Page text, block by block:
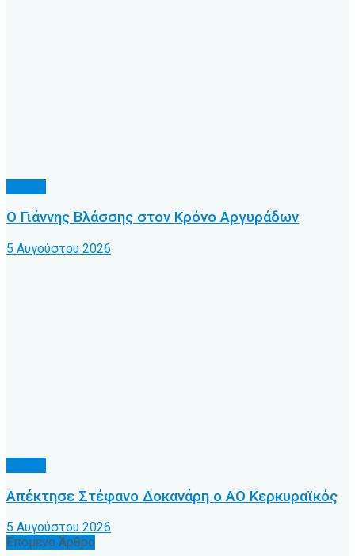
Ο Γιάννης Βλάσσης στον Κρόνο Αργυράδων
5 Αυγούστου 2026
Απέκτησε Στέφανο Δοκανάρη ο ΑΟ Κερκυραϊκός
5 Αυγούστου 2026
Επόμενο Άρθρο